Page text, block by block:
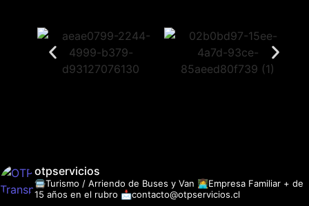
otpservicios
🚍Turismo / Arriendo de Buses y Van 👩‍💻Empresa Familiar + de
15 años en el rubro 📩contacto@otpservicios.cl